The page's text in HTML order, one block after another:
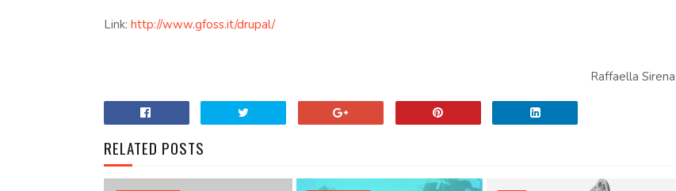
Link: http://www.gfoss.it/drupal/
Raffaella Sirena
RELATED POSTS